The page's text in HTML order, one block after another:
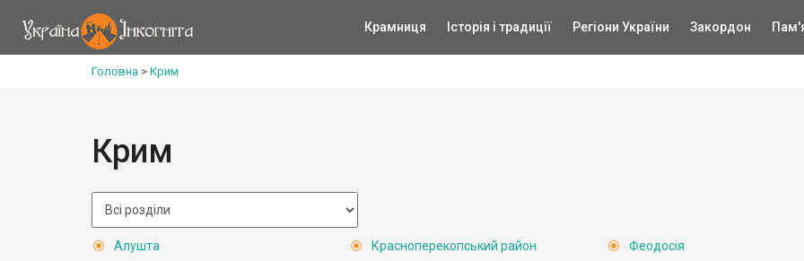
Крамниця Історія і традиції Регіони України Закордон
Головна > Крим
Крим
Алушта
Красноперекопський район
Феодосія